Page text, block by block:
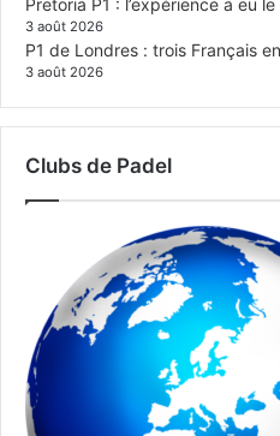
3 août 2026
P1 de Londres : trois Français
3 août 2026
Clubs de Padel